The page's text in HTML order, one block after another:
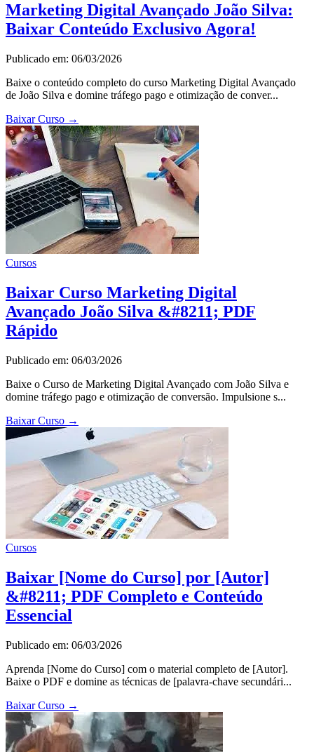
Marketing Digital Avançado João Silva:
Baixar Conteúdo Exclusivo Agora!
Publicado em: 06/03/2026
Baixe o conteúdo completo do curso Marketing Digital Avançado
de João Silva e domine tráfego pago e otimização de conver...
Baixar Curso →
Cursos
Baixar Curso Marketing Digital
Avançado João Silva &#8211; PDF
Rápido
Publicado em: 06/03/2026
Baixe o Curso de Marketing Digital Avançado com João Silva e
domine tráfego pago e otimização de conversão. Impulsione s...
Baixar Curso →
Cursos
Baixar [Nome do Curso] por [Autor]
&#8211; PDF Completo e Conteúdo
Essencial
Publicado em: 06/03/2026
Aprenda [Nome do Curso] com o material completo de [Autor].
Baixe o PDF e domine as técnicas de [palavra-chave secundári...
Baixar Curso →